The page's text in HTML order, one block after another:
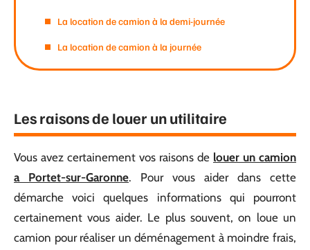
La location de camion à la demi-journée
La location de camion à la journée
Les raisons de louer un utilitaire
Vous avez certainement vos raisons de louer un camion
a Portet-sur-Garonne. Pour vous aider dans cette
démarche voici quelques informations qui pourront
certainement vous aider. Le plus souvent, on loue un
camion pour réaliser un déménagement à moindre frais,